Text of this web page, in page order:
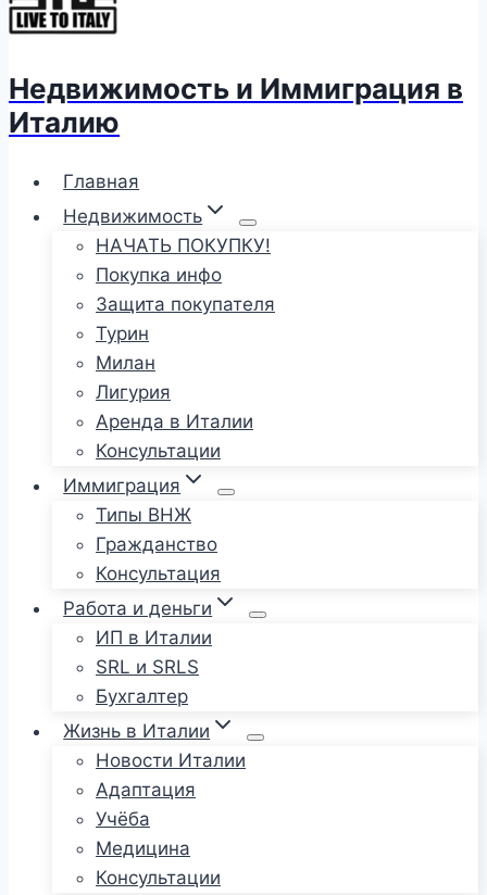
Недвижимость и Иммиграция в
Италию
Главная
Недвижимость
НАЧАТЬ ПОКУПКУ!
Покупка инфо
Защита покупателя
Турин
Милан
Лигурия
Аренда в Италии
Консультации
Иммиграция
Типы ВНЖ
Гражданство
Консультация
Работа и деньги
ИП в Италии
SRL и SRLS
Бухгалтер
Жизнь в Италии
Новости Италии
Адаптация
Учёба
Медицина
Консультации